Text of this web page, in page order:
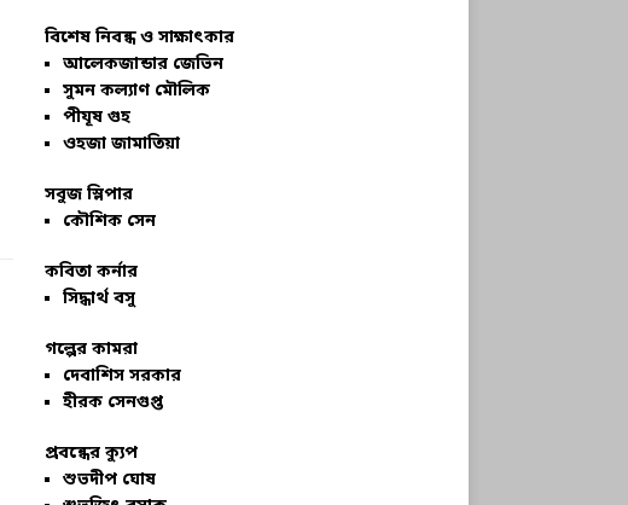
বিশেষ নিবন্ধ ও সাক্ষাৎকার
আলেকজান্ডার জেভিন
সুমন কল্যাণ মৌলিক
পীযূষ গুহ
ওহজা জামাতিয়া
সবুজ স্লিপার
কৌশিক সেন
কবিতা কর্নার
সিদ্ধার্থ বসু
গল্পের কামরা
দেবাশিস সরকার
হীরক সেনগুপ্ত
প্রবন্ধের ক্যুপ
শুভদীপ ঘোষ